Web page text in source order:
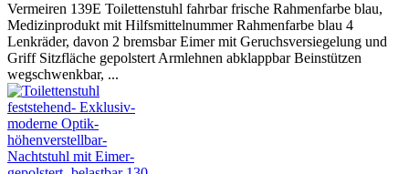
Vermeiren 139E Toilettenstuhl fahrbar frische Rahmenfarbe blau,
Medizinprodukt mit Hilfsmittelnummer Rahmenfarbe blau 4
Lenkräder, davon 2 bremsbar Eimer mit Geruchsversiegelung und
Griff Sitzfläche gepolstert Armlehnen abklappbar Beinstützen
wegschwenkbar, ...